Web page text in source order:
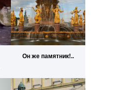
Он же памятник!..